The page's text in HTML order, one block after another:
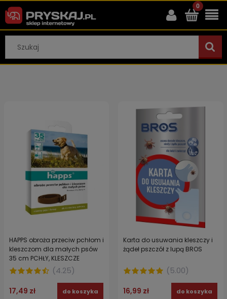
HAPPS obroża przeciw pchłom i
kleszczom dla małych psów
35 cm PCHŁY, KLESZCZE
(4.25)
17,49 zł do koszyka
Karta do usuwania kleszczy i
żądeł pszczół z lupą BROS
(5.00)
16,99 zł do koszyka